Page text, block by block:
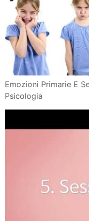
Emozioni Primarie E
Psicologia